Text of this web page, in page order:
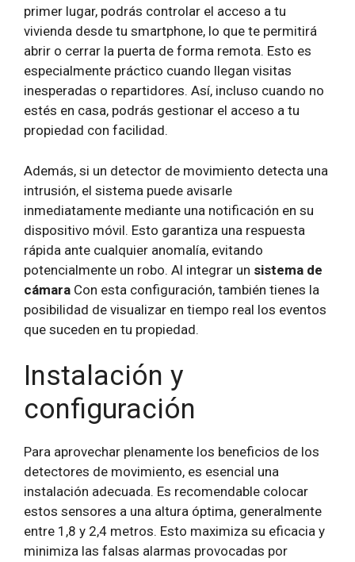
primer lugar, podrás controlar el acceso a tu
vivienda desde tu smartphone, lo que te permitirá
abrir o cerrar la puerta de forma remota. Esto es
especialmente práctico cuando llegan visitas
inesperadas o repartidores. Así, incluso cuando no
estés en casa, podrás gestionar el acceso a tu
propiedad con facilidad.
Además, si un detector de movimiento detecta una
intrusión, el sistema puede avisarle
inmediatamente mediante una notificación en su
dispositivo móvil. Esto garantiza una respuesta
rápida ante cualquier anomalía, evitando
potencialmente un robo. Al integrar un sistema de
cámara Con esta configuración, también tienes la
posibilidad de visualizar en tiempo real los eventos
que suceden en tu propiedad.
Instalación y
configuración
Para aprovechar plenamente los beneficios de los
detectores de movimiento, es esencial una
instalación adecuada. Es recomendable colocar
estos sensores a una altura óptima, generalmente
entre 1,8 y 2,4 metros. Esto maximiza su eficacia y
minimiza las falsas alarmas provocadas por